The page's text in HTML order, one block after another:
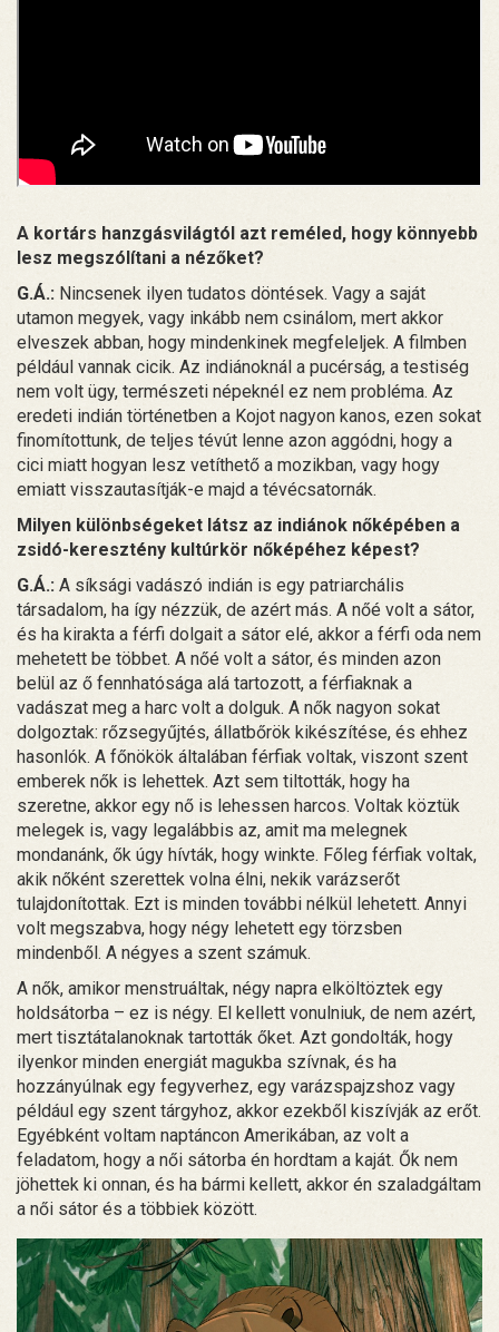
A kortárs hanzgásvilágtól azt reméled, hogy könnyebb
lesz megszólítani a nézőket?
G.Á.: Nincsenek ilyen tudatos döntések. Vagy a saját
utamon megyek, vagy inkább nem csinálom, mert akkor
elveszek abban, hogy mindenkinek megfeleljek. A filmben
például vannak cicik. Az indiánoknál a pucérság, a testiség
nem volt ügy, természeti népeknél ez nem probléma. Az
eredeti indián történetben a Kojot nagyon kanos, ezen sokat
finomítottunk, de teljes tévút lenne azon aggódni, hogy a
cici miatt hogyan lesz vetíthető a mozikban, vagy hogy
emiatt visszautasítják-e majd a tévécsatornák.
Milyen különbségeket látsz az indiánok nőképében a
zsidó-keresztény kultúrkör nőképéhez képest?
G.Á.: A síksági vadászó indián is egy patriarchális
társadalom, ha így nézzük, de azért más. A nőé volt a sátor,
és ha kirakta a férfi dolgait a sátor elé, akkor a férfi oda nem
mehetett be többet. A nőé volt a sátor, és minden azon
belül az ő fennhatósága alá tartozott, a férfiaknak a
vadászat meg a harc volt a dolguk. A nők nagyon sokat
dolgoztak: rőzsegyűjtés, állatbőrök kikészítése, és ehhez
hasonlók. A főnökök általában férfiak voltak, viszont szent
emberek nők is lehettek. Azt sem tiltották, hogy ha
szeretne, akkor egy nő is lehessen harcos. Voltak köztük
melegek is, vagy legalábbis az, amit ma melegnek
mondanánk, ők úgy hívták, hogy winkte. Főleg férfiak voltak,
akik nőként szerettek volna élni, nekik varázserőt
tulajdonítottak. Ezt is minden további nélkül lehetett. Annyi
volt megszabva, hogy négy lehetett egy törzsben
mindenből. A négyes a szent számuk.
A nők, amikor menstruáltak, négy napra elköltöztek egy
holdsátorba – ez is négy. El kellett vonulniuk, de nem azért,
mert tisztátalanoknak tartották őket. Azt gondolták, hogy
ilyenkor minden energiát magukba szívnak, és ha
hozzányúlnak egy fegyverhez, egy varázspajzshoz vagy
például egy szent tárgyhoz, akkor ezekből kiszívják az erőt.
Egyébként voltam naptáncon Amerikában, az volt a
feladatom, hogy a női sátorba én hordtam a kaját. Ők nem
jöhettek ki onnan, és ha bármi kellett, akkor én szaladgáltam
a női sátor és a többiek között.